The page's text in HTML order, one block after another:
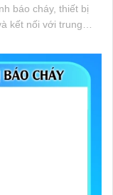
kết nối với trung